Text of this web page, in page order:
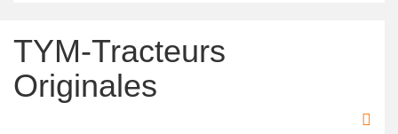
TYM-Tracteurs
Originales